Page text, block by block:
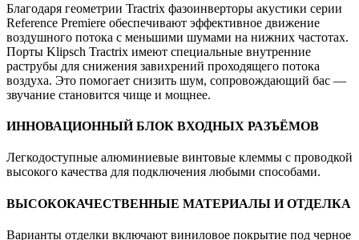
Благодаря геометрии Tractrix фазоинверторы акустики серии
Reference Premiere обеспечивают эффективное движение
воздушного потока с меньшими шумами на нижних частотах.
Порты Klipsch Tractrix имеют специальные внутренние
раструбы для снижения завихрений проходящего потока
воздуха. Это помогает снизить шум, сопровождающий бас —
звучание становится чище и мощнее.
ИННОВАЦИОННЫЙ БЛОК ВХОДНЫХ РАЗЪЁМОВ
Легкодоступные алюминиевые винтовые клеммы с проводкой
высокого качества для подключения любыми способами.
ВЫСОКОКАЧЕСТВЕННЫЕ МАТЕРИАЛЫ И ОТДЕЛКА
Варианты отделки включают виниловое покрытие под черное